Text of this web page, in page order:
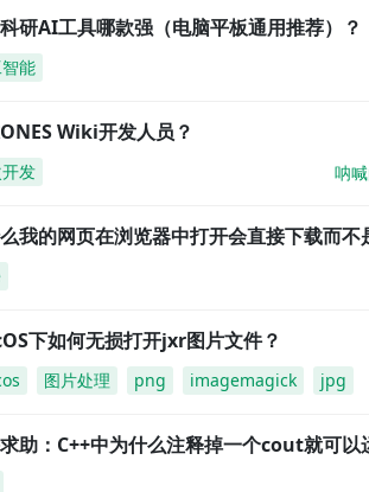
研AI工具哪款强（电脑平板通用推荐）？
能
Wiki开发人员？
发 呐
我的网页在浏览器中打开会直接下载而不
下如何无损打开jxr图片文件？
图片处理 png imagemagick jpg
助：C++中为什么注释掉一个cout就可以